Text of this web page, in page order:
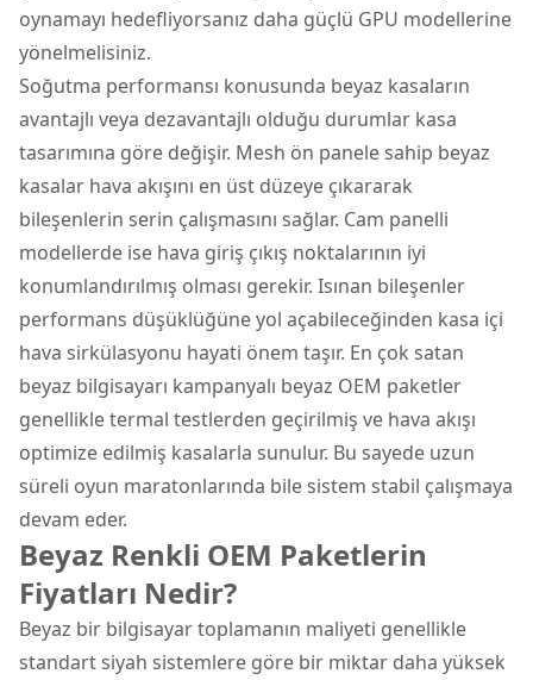
oynamayı hedefliyorsanız daha güçlü GPU modellerine
yönelmelisiniz.
Soğutma performansı konusunda beyaz kasaların
avantajlı veya dezavantajlı olduğu durumlar kasa
tasarımına göre değişir. Mesh ön panele sahip beyaz
kasalar hava akışını en üst düzeye çıkararak
bileşenlerin serin çalışmasını sağlar. Cam panelli
modellerde ise hava giriş çıkış noktalarının iyi
konumlandırılmış olması gerekir. Isınan bileşenler
performans düşüklüğüne yol açabileceğinden kasa içi
hava sirkülasyonu hayati önem taşır. En çok satan
beyaz bilgisayarı kampanyalı beyaz OEM paketler
genellikle termal testlerden geçirilmiş ve hava akışı
optimize edilmiş kasalarla sunulur. Bu sayede uzun
süreli oyun maratonlarında bile sistem stabil çalışmaya
devam eder.
Beyaz Renkli OEM Paketlerin
Fiyatları Nedir?
Beyaz bir bilgisayar toplamanın maliyeti genellikle
standart siyah sistemlere göre bir miktar daha yüksek